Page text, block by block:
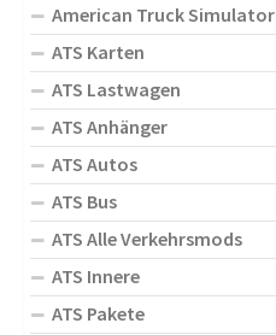
American Truck
ATS Karten
ATS Lastwagen
ATS Anhänger
ATS Autos
ATS Bus
ATS Alle Verkehrsmods
ATS Innere
ATS Pakete